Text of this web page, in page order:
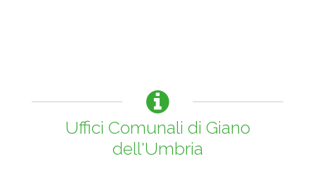
Uffici Comunali di Giano
dell'Umbria